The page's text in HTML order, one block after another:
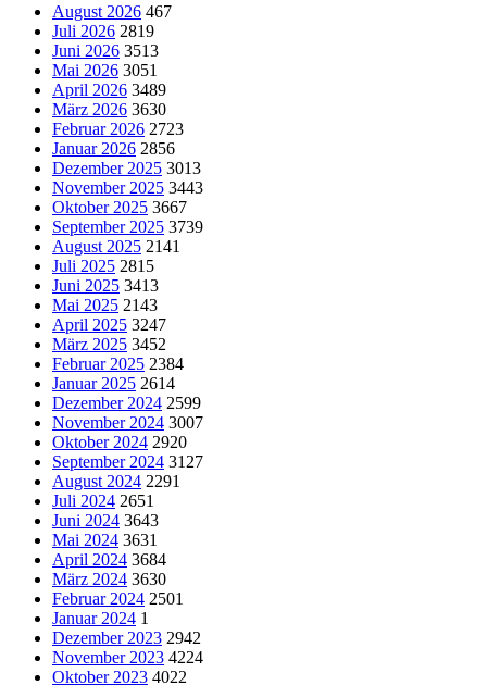
August 2026 467
Juli 2026 2819
Juni 2026 3513
Mai 2026 3051
April 2026 3489
März 2026 3630
Februar 2026 2723
Januar 2026 2856
Dezember 2025 3013
November 2025 3443
Oktober 2025 3667
September 2025 3739
August 2025 2141
Juli 2025 2815
Juni 2025 3413
Mai 2025 2143
April 2025 3247
März 2025 3452
Februar 2025 2384
Januar 2025 2614
Dezember 2024 2599
November 2024 3007
Oktober 2024 2920
September 2024 3127
August 2024 2291
Juli 2024 2651
Juni 2024 3643
Mai 2024 3631
April 2024 3684
März 2024 3630
Februar 2024 2501
Januar 2024 1
Dezember 2023 2942
November 2023 4224
Oktober 2023 4022